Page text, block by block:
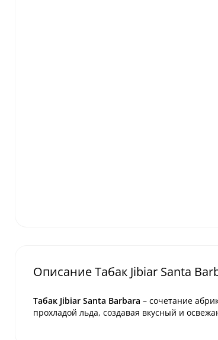
Описание Табак Jibiar Santa
Табак Jibiar Santa Barbara – сочетание
прохладой льда, создавая вкусный и